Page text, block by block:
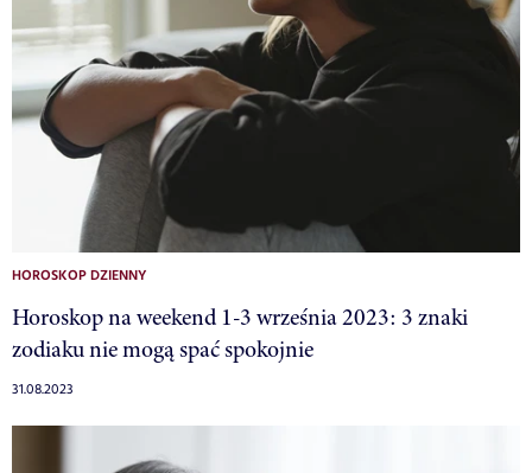
HOROSKOP DZIENNY
Horoskop na weekend 1-3 września 2023: 3 znaki
zodiaku nie mogą spać spokojnie
31.08.2023